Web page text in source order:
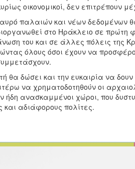
οικονομικοί, δεν επιτρέπουν
παλαιών και νέων δεδομένων
στο Ηράκλειο σε
του και σε άλλες πόλεις της
όλους όσοι έχουν να
θα δώσει και την ευκαιρία να
να χρηματοδοτηθούν οι
ήδη ανασκαμμένοι χώροι, που
αδιάφορους πολίτες.